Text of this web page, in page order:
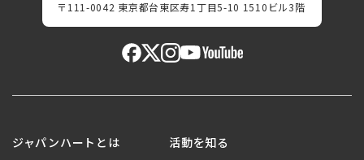
〒111-0042 東京都台東区寿1丁目5-10 1510ビル3階
ジャパンハートとは 活動を知る